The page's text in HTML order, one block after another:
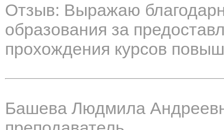
Отзыв: Выражаю
образования за
прохождения курсов
Башева Людмила